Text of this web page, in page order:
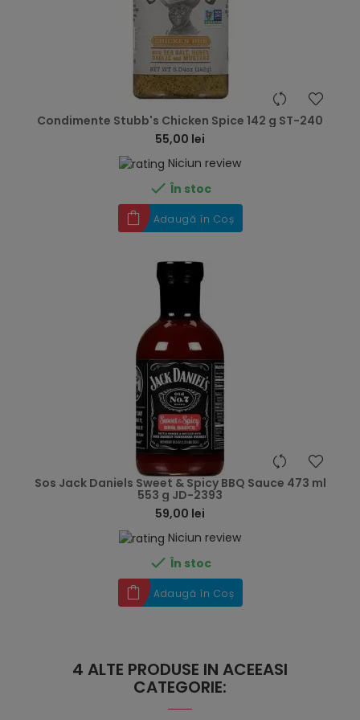
Condimente Stubb's Chicken Spice 142 g ST-240
55,00 lei
Niciun review
 În stoc
Adaugă în Coș
Sos Jack Daniels Sweet & Spicy BBQ Sauce 473 ml
553 g JD-2393
59,00 lei
Niciun review
 În stoc
Adaugă în Coș
4 ALTE PRODUSE IN ACEEASI
CATEGORIE: